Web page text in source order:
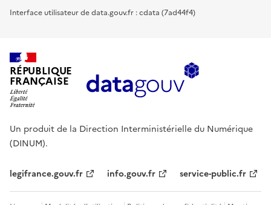
Interface utilisateur de data.gouv.fr : cdata (7ad44f4)
RÉPUBLIQUE
FRANÇAISE
Un produit de la Direction Interministérielle du Numérique
(DINUM).
legifrance.gouv.fr info.gouv.fr service-public.fr